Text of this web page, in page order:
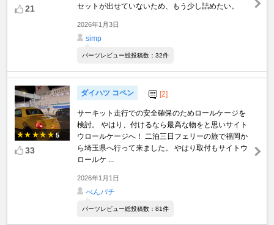
21
セットが出せていないため、もう少し詰めたい。
2026年1月3日
simp
パーツレビュー総投稿数：32件
5
33
ダイハツ コペン [2]
サーキット走行での安全確保のためロールケージを
検討。 やはり、付けるなら最高な物をと思いサイト
ウロールケージへ！ 二泊三日フェリーの旅で福岡か
ら埼玉県へ行って来ました。 やはり取付もサイトウ
ロールケ ...
2026年1月1日
べんパチ
パーツレビュー総投稿数：81件